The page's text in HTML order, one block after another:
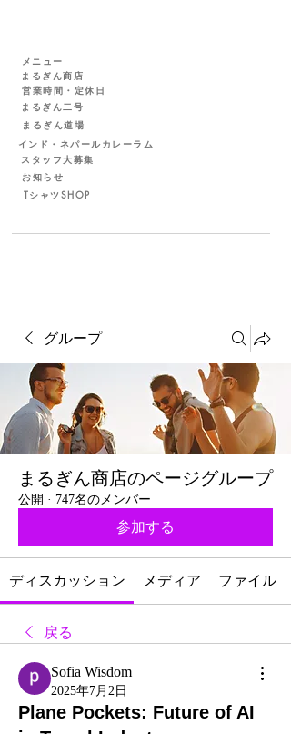
メニュー
まるぎん商店
営業時間・定休日
まるぎん二号
まるぎん道場
インド・ネパールカレーラム
スタッフ大募集
お知らせ
TシャツSHOP
グループ
まるぎん商店のページグループ
公開 · 747名のメンバー
参加する
ディスカッション メディア ファイル
戻る
Sofia Wisdom
2025年7月2日
Plane Pockets: Future of AI